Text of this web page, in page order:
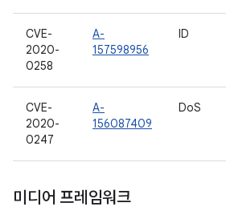
CVE-
2020-
0258
A-
157598956
ID
CVE-
2020-
0247
A-
156087409
DoS
미디어 프레임워크